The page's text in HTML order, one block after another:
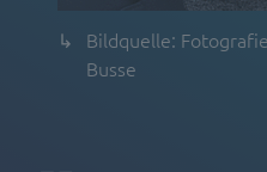
Bildquelle:
Busse